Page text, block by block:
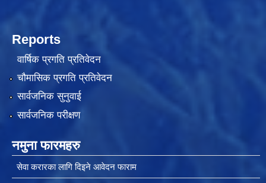
Reports
वार्षिक प्रगति प्रतिवेदन
चौमासिक प्रगति प्रतिवेदन
सार्वजनिक सुनुवाई
सार्वजनिक परीक्षण
नमुना फारमहरु
सेवा करारका लागि दिइने आवेदन फाराम